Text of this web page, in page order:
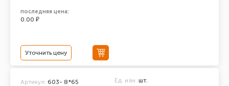
последняя цена:
0.00 ₽
Уточнить цену
Артикул: 603- 8*65 Ед. изм. шт.